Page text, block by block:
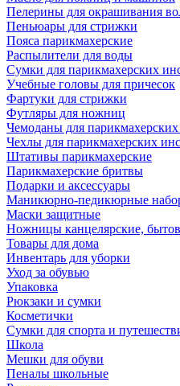
Пелерины для окрашивания
Пеньюары для стрижки
Пояса парикмахерские
Распылители для воды
Сумки для парикмахерских
Учебные головы для причесок
Фартуки для стрижки
Футляры для ножниц
Чемоданы для
Чехлы для парикмахерских
Штативы парикмахерские
Парикмахерские бритвы
Подарки и аксессуары
Маникюрно-педикюрные
Маски защитные
Ножницы канцелярские,
Товары для дома
Инвентарь для уборки
Уход за обувью
Упаковка
Рюкзаки и сумки
Косметички
Сумки для спорта и
Школа
Мешки для обуви
Пеналы школьные